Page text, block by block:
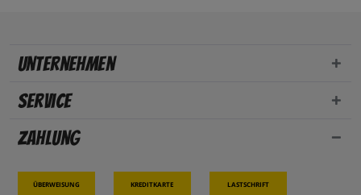
Unternehmen
Service
Zahlung
Überweisung Kreditkarte Lastschrift